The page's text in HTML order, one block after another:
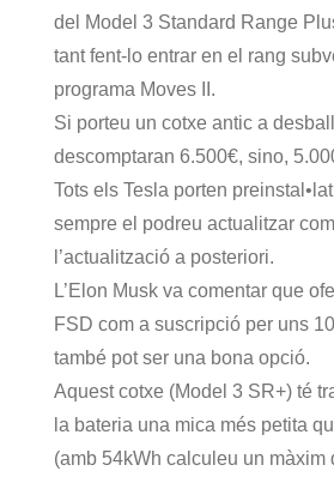
del Model 3 Standard Range
tant fent-lo entrar en el rang
programa Moves II.
Si porteu un cotxe antic a
descomptaran 6.500€, sino,
Tots els Tesla porten
sempre el podreu actualitzar
l’actualització a posteriori.
L’Elon Musk va comentar que
FSD com a suscripció per uns
també pot ser una bona opció.
Aquest cotxe (Model 3 SR+) té
la bateria una mica més petita
(amb 54kWh calculeu un màxim